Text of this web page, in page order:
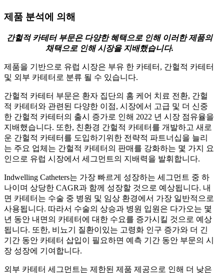
제품 분석에 의해
간헐적 카테터 부문은 다양한 혜택으로 인해 이러한 제품의
채택으로 인해 시장을 지배했습니다.
제품을 기반으로 유럽 시장은 부유 한 카테터, 간헐적 카테터
및 외부 카테터로 분류 될 수 있습니다.
간헐적 카테터 부문은 환자 집단의 홈 케어 치료 전환, 간헐
적 카테터와 관련된 다양한 이점, 시장에서 고급 및 더 신중
한 간헐적 카테터의 출시 증가로 인해 2022 년 시장 점유율을
지배했습니다. 또한, 친환경 간헐적 카테터를 개발하고 새로
운 간헐적 카테터를 도입하기위한 전략적 파트너십을 늘리
는 주요 업체는 간헐적 카테터의 판매를 강화하는 몇 가지 요
인으로 유럽 시장에서 세그먼트의 지배력을 발휘합니다.
Indwelling Catheters는 가장 빠르게 성장하는 세그먼트 중 하
나이며 상당한 CAGR과 함께 성장할 것으로 예상됩니다. 내
면 카테터는 수술 중 병원 및 임상 환경에서 가장 일반적으로
사용됩니다. 따라서 수술의 상승과 병원 입원은 다가오는 몇
년 동안 내면의 카테터에 대한 수요를 증가시킬 것으로 예상
됩니다. 또한, 비뇨기 질환이있는 고령화 인구 증가와 더 긴
기간 동안 카테터 삽입이 필요하면 예측 기간 동안 부문의 시
장 성장에 기여합니다.
외부 카테터 세그먼트는 제한된 제품 제공으로 인해 더 낮은